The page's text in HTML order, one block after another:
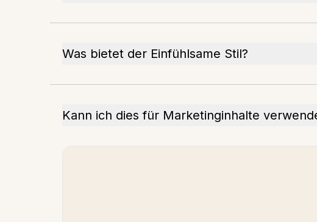
Was bietet der Einfühlsame Stil?
Kann ich dies für Marketinginhalte